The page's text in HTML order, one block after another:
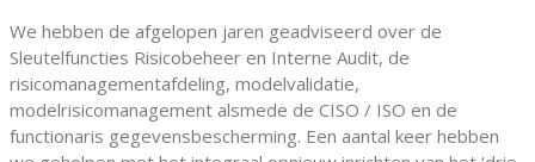
We hebben de afgelopen jaren geadviseerd over de
Sleutelfuncties Risicobeheer en Interne Audit, de
risicomanagementafdeling, modelvalidatie,
modelrisicomanagement alsmede de CISO / ISO en de
functionaris gegevensbescherming. Een aantal keer hebben